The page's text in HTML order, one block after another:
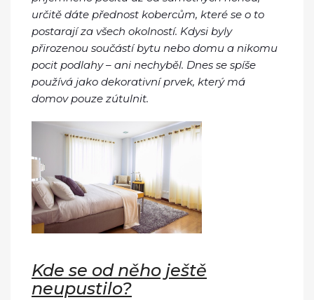
určitě dáte přednost kobercům, které se o to
postarají za všech okolností. Kdysi byly
přirozenou součástí bytu nebo domu a nikomu
pocit podlahy – ani nechyběl. Dnes se spíše
používá jako dekorativní prvek, který má
domov pouze zútulnit.
Kde se od něho ještě
neupustilo?